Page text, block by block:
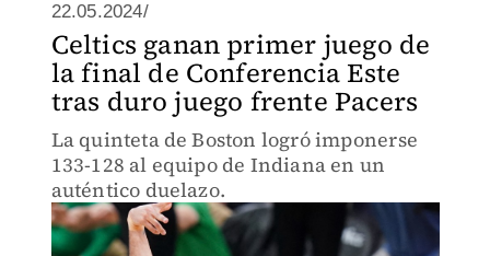
22.05.2024/
Celtics ganan primer juego de
la final de Conferencia Este
tras duro juego frente Pacers
La quinteta de Boston logró imponerse
133-128 al equipo de Indiana en un
auténtico duelazo.